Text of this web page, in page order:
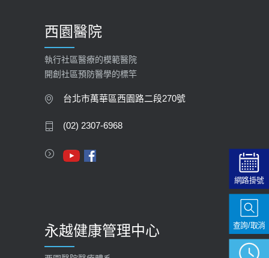
【快速肝癌篩檢MRI】新檢查服務
2026-02-06
大吃大喝、肥胖害到膽囊！膽結石、
膽息肉如何處理？
2023-09-27
西園醫院
執行社區醫療的模範醫院
開創社區預防醫學的標竿
台北市萬華區西園路二段270號
(02) 2307-6968
永越健康管理中心
網路掛號
查詢/取消